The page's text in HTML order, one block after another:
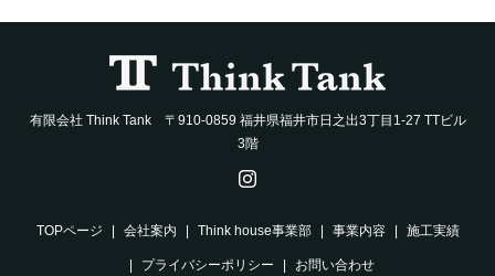
有限会社 Think Tank 〒910-0859 福井県福井市日之出3丁目1-27 TTビル
3階
TOPページ 会社案内 Think house事業部 事業内容 施工実績
プライバシーポリシー お問い合わせ